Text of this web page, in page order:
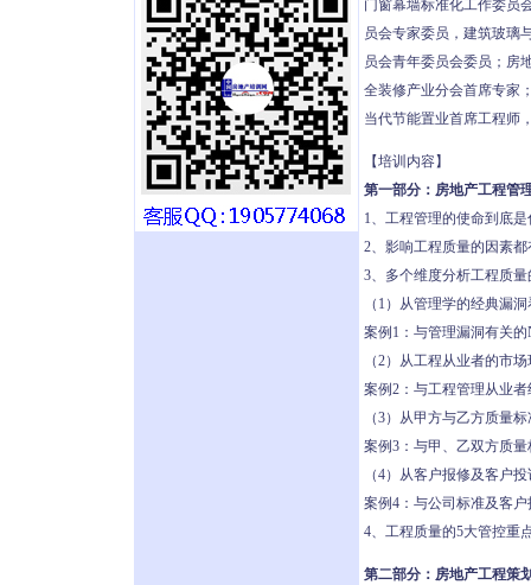
门窗幕墙标准化工作委员
员会专家委员，建筑玻璃
员会青年委员会委员；房
全装修产业分会首席专家
当代节能置业首席工程师
【培训内容】
第一部分：房地产工程管
1、工程管理的使命到底
2、影响工程质量的因素
3、多个维度分析工程质
（1）从管理学的经典漏
案例1：与管理漏洞有关
（2）从工程从业者的市
案例2：与工程管理从业
（3）从甲方与乙方质量
案例3：与甲、乙双方质
（4）从客户报修及客户
案例4：与公司标准及客
4、工程质量的5大管控重
第二部分：房地产工程策